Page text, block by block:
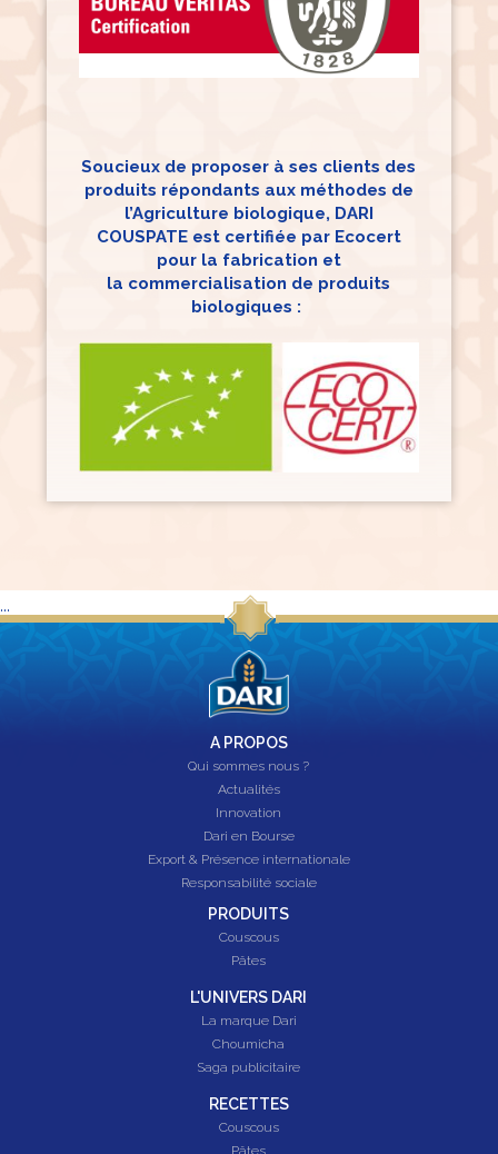
Soucieux de proposer à ses clients des
produits répondants aux méthodes de
l’Agriculture biologique, DARI
COUSPATE est certifiée par Ecocert
pour la fabrication et
la commercialisation de produits
biologiques :
...
A PROPOS
Qui sommes nous ?
Actualités
Innovation
Dari en Bourse
Export & Présence internationale
Responsabilité sociale
PRODUITS
Couscous
Pâtes
L'UNIVERS DARI
La marque Dari
Choumicha
Saga publicitaire
RECETTES
Couscous
Pâtes